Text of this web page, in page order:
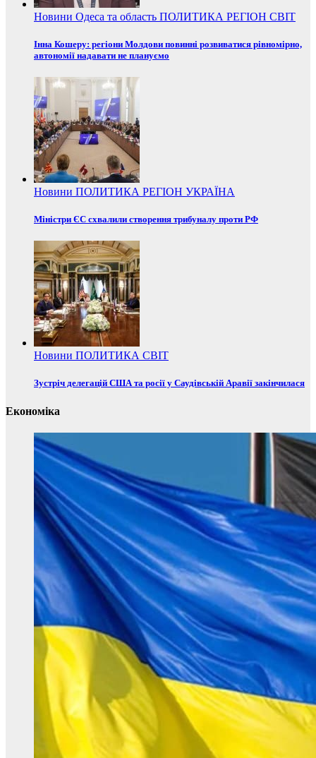
Новини Одеса та область ПОЛИТИКА РЕГІОН СВІТ
Інна Кошеру: регіони Молдови повинні розвиватися рівномірно,
автономії надавати не плануємо
Новини ПОЛИТИКА РЕГІОН УКРАЇНА
Міністри ЄС схвалили створення трибуналу проти РФ
Новини ПОЛИТИКА СВІТ
Зустріч делегацій США та росії у Саудівській Аравії закінчилася
Економіка